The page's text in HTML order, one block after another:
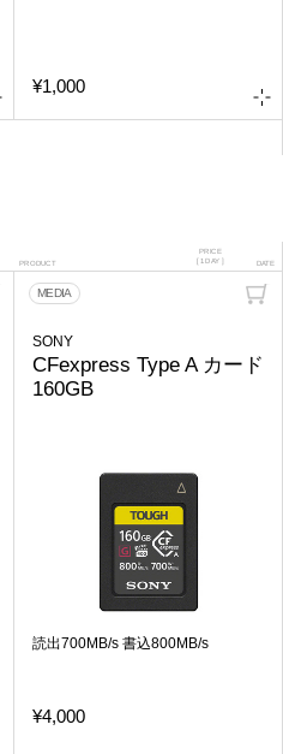
¥1,000
PRODUCT
PRICE
[ 1DAY ]
DATE
MEDIA
SONY
CFexpress Type A カード
160GB
読出700MB/s 書込800MB/s
¥4,000